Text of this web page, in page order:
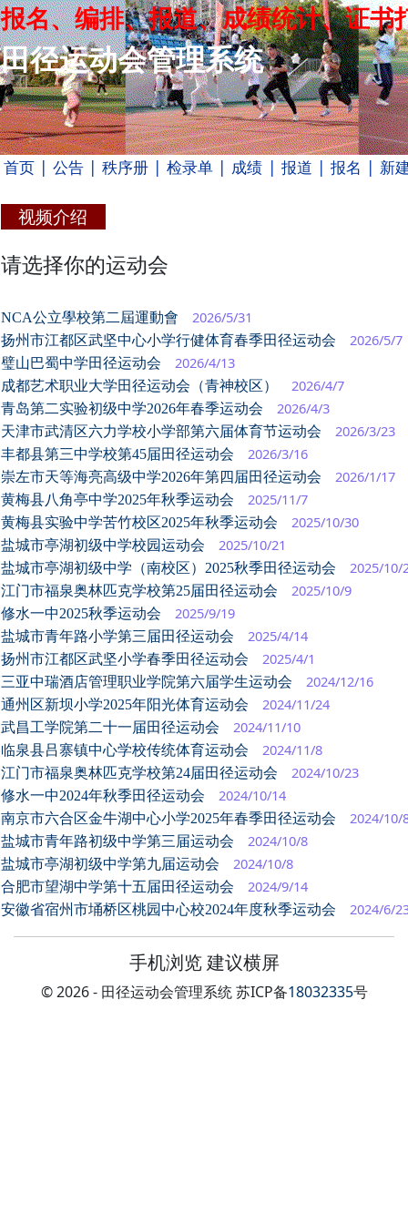
报名、编排、报道、成绩统计、证书
田径运动会管理系统
首页 | 公告 | 秩序册 | 检录单 | 成绩 | 报道 | 报名 | 新
视频介绍
请选择你的运动会
NCA公立學校第二屆運動會 2026/5/31
扬州市江都区武坚中心小学行健体育春季田径运动会 2026/5/7
璧山巴蜀中学田径运动会 2026/4/13
成都艺术职业大学田径运动会（青神校区） 2026/4/7
青岛第二实验初级中学2026年春季运动会 2026/4/3
天津市武清区六力学校小学部第六届体育节运动会 2026/3/23
丰都县第三中学校第45届田径运动会 2026/3/16
崇左市天等海亮高级中学2026年第四届田径运动会 2026/1/17
黄梅县八角亭中学2025年秋季运动会 2025/11/7
黄梅县实验中学苦竹校区2025年秋季运动会 2025/10/30
盐城市亭湖初级中学校园运动会 2025/10/21
盐城市亭湖初级中学（南校区）2025秋季田径运动会 2025/10/
江门市福泉奥林匹克学校第25届田径运动会 2025/10/9
修水一中2025秋季运动会 2025/9/19
盐城市青年路小学第三届田径运动会 2025/4/14
扬州市江都区武坚小学春季田径运动会 2025/4/1
三亚中瑞酒店管理职业学院第六届学生运动会 2024/12/16
通州区新坝小学2025年阳光体育运动会 2024/11/24
武昌工学院第二十一届田径运动会 2024/11/10
临泉县吕寨镇中心学校传统体育运动会 2024/11/8
江门市福泉奥林匹克学校第24届田径运动会 2024/10/23
修水一中2024年秋季田径运动会 2024/10/14
南京市六合区金牛湖中心小学2025年春季田径运动会 2024/10/
盐城市青年路初级中学第三届运动会 2024/10/8
盐城市亭湖初级中学第九届运动会 2024/10/8
合肥市望湖中学第十五届田径运动会 2024/9/14
安徽省宿州市埇桥区桃园中心校2024年度秋季运动会 2024/6/
手机浏览 建议横屏
© 2026 - 田径运动会管理系统 苏ICP备18032335号